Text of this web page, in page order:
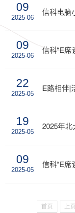
09
2025-06
09
2025-06
信科“E
22
2025-05
19
2025-05
2025年
09
2025-05
信科“E
首页 上页